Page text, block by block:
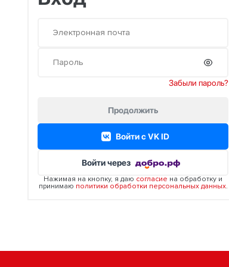
Забыли пароль?
Продолжить
Войти c VK ID
Войти через
Нажимая на кнопку, я даю согласие на обработку и
принимаю политики обработки персональных данных.